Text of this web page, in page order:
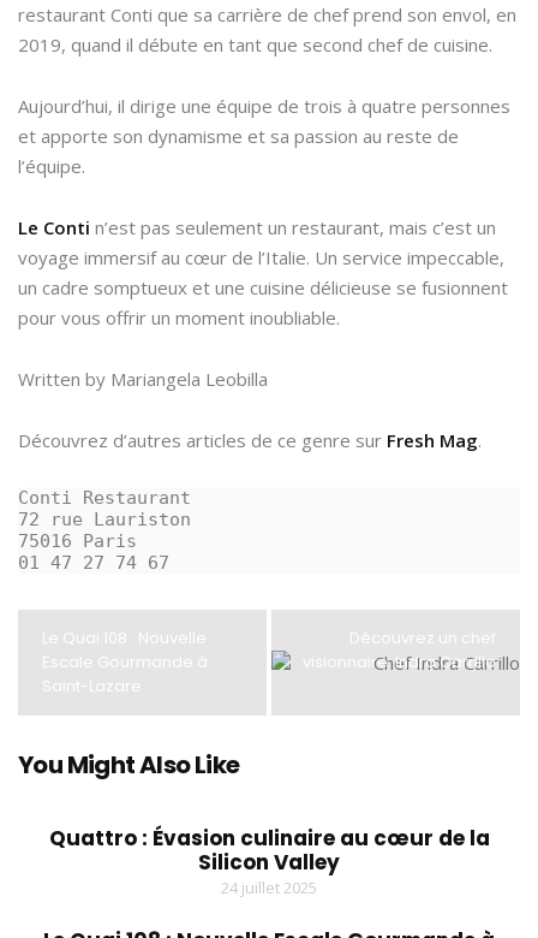
restaurant Conti que sa carrière de chef prend son envol, en
2019, quand il débute en tant que second chef de cuisine.
Aujourd’hui, il dirige une équipe de trois à quatre personnes
et apporte son dynamisme et sa passion au reste de
l’équipe.
Le Conti n’est pas seulement un restaurant, mais c’est un
voyage immersif au cœur de l’Italie. Un service impeccable,
un cadre somptueux et une cuisine délicieuse se fusionnent
pour vous offrir un moment inoubliable.
Written by Mariangela Leobilla
Découvrez d’autres articles de ce genre sur Fresh Mag.
Conti Restaurant
72 rue Lauriston
75016 Paris
01 47 27 74 67
Le Quai 108 : Nouvelle
Escale Gourmande à
Saint-Lazare
Découvrez un chef
visionnaire: Indra Carrillo
You Might Also Like
Quattro : Évasion culinaire au cœur de la
Silicon Valley
24 juillet 2025